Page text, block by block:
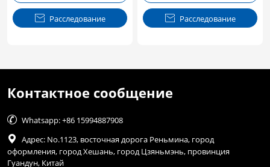
 Расследование  Расследование
Контактное сообщение
 Whatsapp: +86 15994887908

Адрес: No.1123, восточная дорога Реньмина, город
оформления, город Хешань, город Цзяньмэнь, провинция
Гуандун, Китай